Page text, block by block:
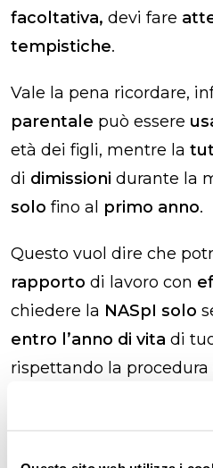
facoltativa, devi fare
tempistiche.
Vale la pena ricordare,
parentale può essere
età dei figli, mentre la
di dimissioni durante la
solo fino al primo anno.
Questo vuol dire che
rapporto di lavoro con
chiedere la NASpI solo
entro l’anno di vita di
rispettando la